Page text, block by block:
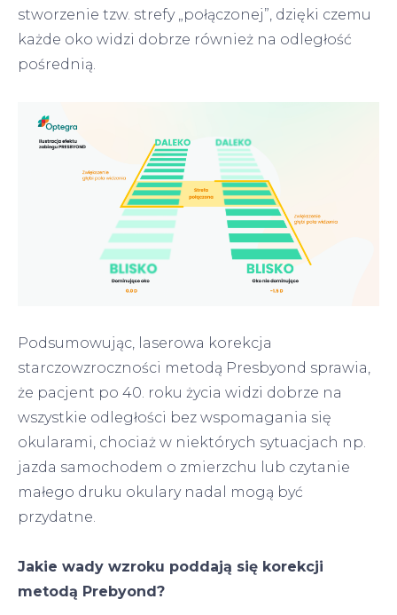
stworzenie tzw. strefy „połączonej”, dzięki czemu
każde oko widzi dobrze również na odległość
pośrednią.
Podsumowując, laserowa korekcja
starczowzroczności metodą Presbyond sprawia,
że pacjent po 40. roku życia widzi dobrze na
wszystkie odległości bez wspomagania się
okularami, chociaż w niektórych sytuacjach np.
jazda samochodem o zmierzchu lub czytanie
małego druku okulary nadal mogą być
przydatne.
Jakie wady wzroku poddają się korekcji
metodą Prebyond?